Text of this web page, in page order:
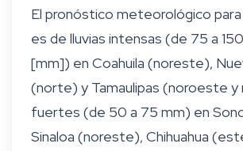
El pronóstico meteorológico
es de lluvias intensas (de 75 a
[mm]) en Coahuila (noreste),
(norte) y Tamaulipas (noroeste
fuertes (de 50 a 75 mm) en
Sinaloa (noreste), Chihuahua